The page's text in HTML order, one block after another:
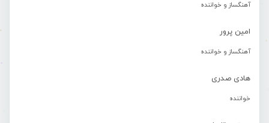
آهنگساز و خواننده
امین پرور
آهنگساز و خواننده
هادی صدری
خواننده